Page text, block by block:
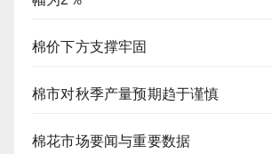
棉价下方支撑牢固
棉市对秋季产量预期趋于谨慎
棉花市场要闻与重要数据